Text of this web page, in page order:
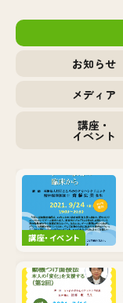
お知らせ
メディア
講座・
イベント
講座・イベント